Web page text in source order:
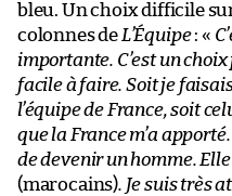
bleu. Un choix difficile
colonnes de L’Équipe: «
importante. C’est un choix
facile à faire. Soit je
l’équipe de France, soit
que la France m’a
de devenir un homme.
(marocains). Je suis très